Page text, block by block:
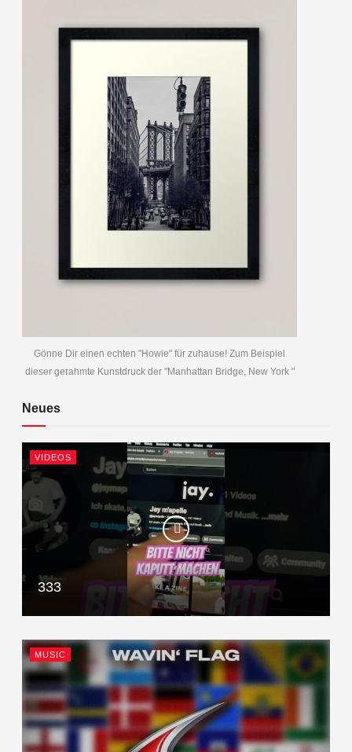
Gönne Dir einen echten "Howie" für zuhause! Zum Beispiel
dieser gerahmte Kunstdruck der "Manhattan Bridge, New York "
Neues
VIDEOS
333
MUSIC